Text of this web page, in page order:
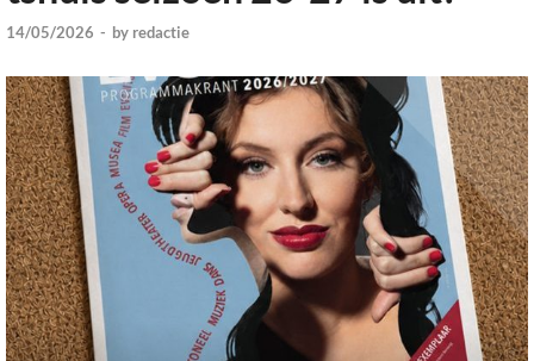
14/05/2026 - by redactie